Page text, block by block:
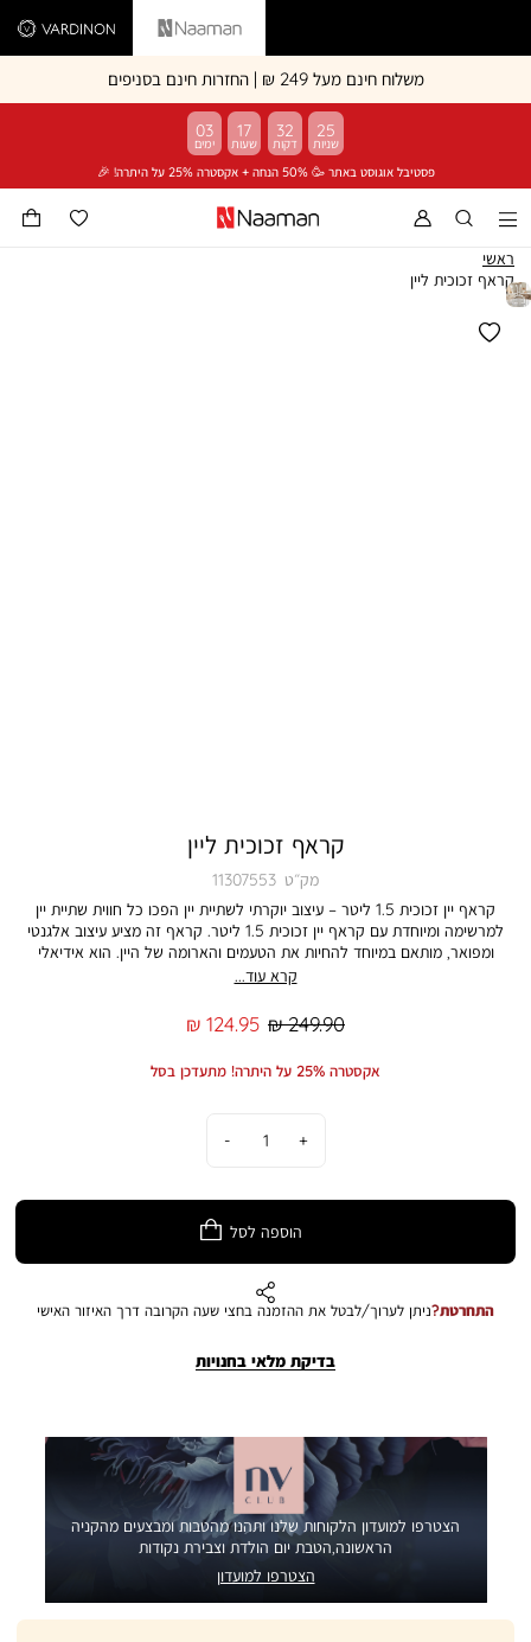
Vardinon Naaman
משלוח חינם מעל 249 ₪ | החזרות חינם בסניפים
פסטיבל אוגוסט באתר 🥳 50% הנחה + אקסטרה 25% על היתרה! 🎉
03 17 32 25
ראשי
קראף זכוכית ליין
קראף זכוכית ליין
מק״ט 11307553
קראף יין זכוכית 1.5 ליטר – עיצוב יוקרתי לשתיית יין הפכו כל חווית שתיית יין
למרשימה ומיוחדת עם קראף יין זכוכית 1.5 ליטר. קראף זה מציע עיצוב אלגנטי
ומפואר, מותאם במיוחד להחיות את הטעמים והארומה של היין. הוא אידיאלי
לאירועים חגיגיים, ארוחות ערב או כל פעם שאתם רוצים להגיש יין בסטייל. למה
זמן. • נפח 1.5 ליטר המאפשר להגיש כמות מספקת של יין למספר אנשים. • עיצוב
אלגנטי ומודרני המותאם במיוחד לשתיית יין, מה שמוסיף יוקרה לכל אירוח. •
נוחה המאפשרת מזיגה מדויקת ונקייה. קראף יין זכוכית הוא הבחירה המושלמת
קרא עוד...
מחיר
124.95 ₪
מחיר
249.90 ₪
אקסטרה 25% על היתרה! מתעדכן בסל
הוספה לסל
התחרטת?ניתן לערוך/לבטל את ההזמנה בחצי שעה הקרובה דרך האיזור האישי
בדיקת מלאי בחנויות
הצטרפו למועדון הלקוחות שלנו ותהנו מהטבות ומבצעים מהקניה
הראשונה,הטבת יום הולדת וצבירת נקודות
הצטרפו למועדון